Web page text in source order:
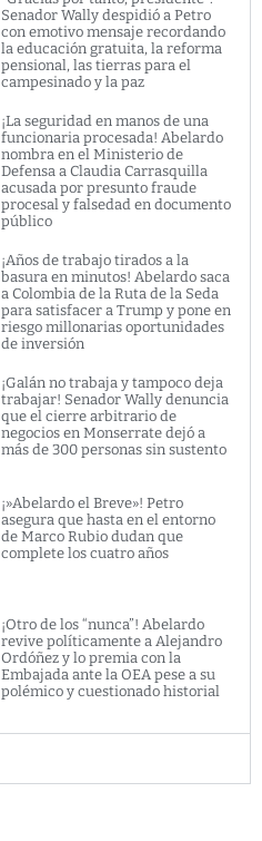
Senador Wally despidió a Petro
con emotivo mensaje recordando
la educación gratuita, la reforma
pensional, las tierras para el
campesinado y la paz
¡La seguridad en manos de una
funcionaria procesada! Abelardo
nombra en el Ministerio de
Defensa a Claudia Carrasquilla
acusada por presunto fraude
procesal y falsedad en documento
público
¡Años de trabajo tirados a la
basura en minutos! Abelardo saca
a Colombia de la Ruta de la Seda
para satisfacer a Trump y pone en
riesgo millonarias oportunidades
de inversión
¡Galán no trabaja y tampoco deja
trabajar! Senador Wally denuncia
que el cierre arbitrario de
negocios en Monserrate dejó a
más de 300 personas sin sustento
¡»Abelardo el Breve»! Petro
asegura que hasta en el entorno
de Marco Rubio dudan que
complete los cuatro años
¡Otro de los “nunca”! Abelardo
revive políticamente a Alejandro
Ordóñez y lo premia con la
Embajada ante la OEA pese a su
polémico y cuestionado historial